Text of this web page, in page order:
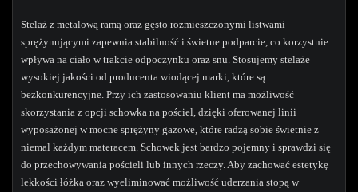
Stelaż z metalową ramą oraz gęsto rozmieszczonymi listwami
sprężynującymi zapewnia stabilność i świetne podparcie, co korzystnie
wpływa na ciało w trakcie odpoczynku oraz snu. Stosujemy stelaże
wysokiej jakości od producenta wiodącej marki, które są
bezkonkurencyjne. Przy ich zastosowaniu klient ma możliwość
skorzystania z opcji schowka na pościel, dzięki oferowanej linii
wyposażonej w mocne sprężyny gazowe, które radzą sobie świetnie z
niemal każdym materacem. Schowek jest bardzo pojemny i sprawdzi się
do przechowywania pościeli lub innych rzeczy. Aby zachować estetykę
lekkości łóżka oraz wyeliminować możliwość uderzania stopą w